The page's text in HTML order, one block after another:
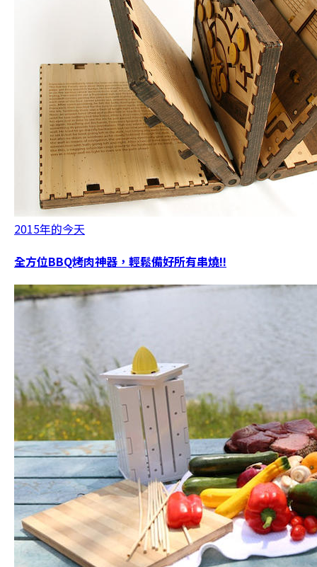
2015年的今天
全方位BBQ烤肉神器，輕鬆備好所有串燒!!